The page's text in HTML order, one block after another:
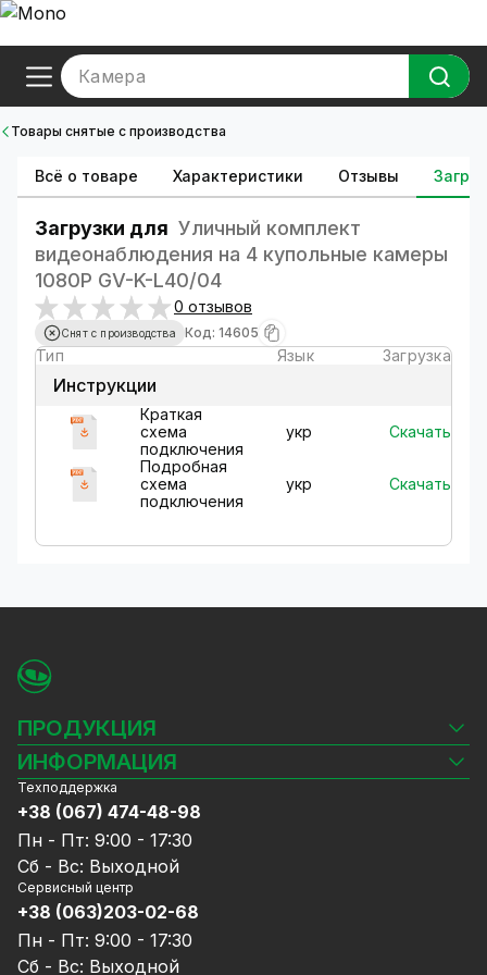
Камера
Товары снятые с производства
Всё о товаре Характеристики Отзывы
Загрузки для Уличный комплект
видеонаблюдения на 4 купольные камеры
1080Р GV-K-L40/04
0 отзывов
Снят с производства Код: 14605
Тип Язык Загрузка
Инструкции
Краткая
схема
подключения
укр
Скачать
Подробная
схема
подключения
укр Скачать
ПРОДУКЦИЯ
Камеры видеонаблюдения
Видеорегистраторы
Комплекты видеонаблюдения
СКУД
Источники питания
Сетевое оборудование
Ноутбуки и компьютеры
Аксессуары
Акции
ИНФОРМАЦИЯ
Блог
Доставка и оплата
Гарантия и Сервисное обслуживание
Политика конфиденциальности
Договор публичной оферты
Сотрудничество
Услуги
Техподдержка
+38 (067) 474-48-98
Пн - Пт: 9:00 - 17:30
Сб - Вс: Выходной
Сервисный центр
+38 (063)203-02-68
Пн - Пт: 9:00 - 17:30
Сб - Вс: Выходной